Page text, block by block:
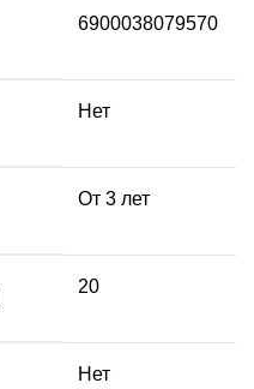
6900038079570
Нет
От 3 лет
20
Нет